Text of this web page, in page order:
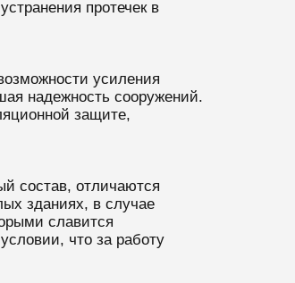
протечек в
усиления
надежность сооружений.
защите,
состав, отличаются
зданиях, в случае
славится
что за работу